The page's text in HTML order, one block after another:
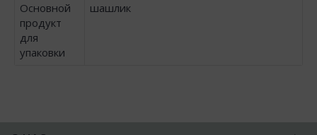
Основной
продукт
для
упаковки
шашлик